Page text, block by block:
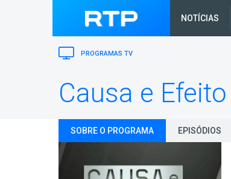
NOTÍCIAS
PROGRAMAS TV
Causa e Efeito
SOBRE O PROGRAMA EPISÓDIOS